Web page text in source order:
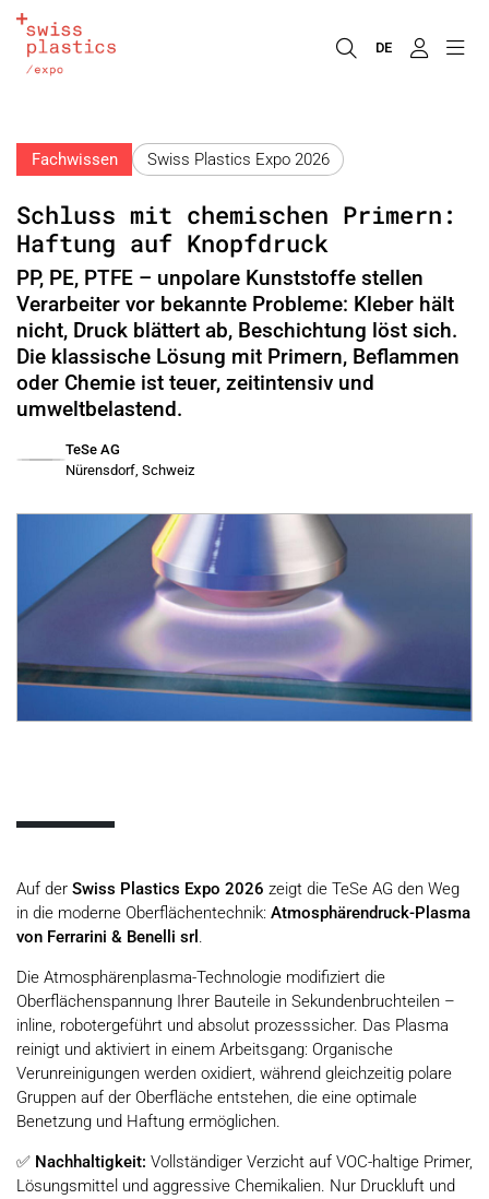
DE
Fachwissen Swiss Plastics Expo 2026
Schluss mit chemischen Primern:
Haftung auf Knopfdruck
PP, PE, PTFE – unpolare Kunststoffe stellen
Verarbeiter vor bekannte Probleme: Kleber hält
nicht, Druck blättert ab, Beschichtung löst sich.
Die klassische Lösung mit Primern, Beflammen
oder Chemie ist teuer, zeitintensiv und
umweltbelastend.
TeSe AG
Nürensdorf, Schweiz
Auf der Swiss Plastics Expo 2026 zeigt die TeSe AG den Weg
in die moderne Oberflächentechnik: Atmosphärendruck-Plasma
von Ferrarini & Benelli srl .
Die Atmosphärenplasma-Technologie modifiziert die
Oberflächenspannung Ihrer Bauteile in Sekundenbruchteilen –
inline, robotergeführt und absolut prozesssicher. Das Plasma
reinigt und aktiviert in einem Arbeitsgang: Organische
Verunreinigungen werden oxidiert, während gleichzeitig polare
Gruppen auf der Oberfläche entstehen, die eine optimale
Benetzung und Haftung ermöglichen.
✅ Nachhaltigkeit: Vollständiger Verzicht auf VOC-haltige Primer,
Lösungsmittel und aggressive Chemikalien. Nur Druckluft und